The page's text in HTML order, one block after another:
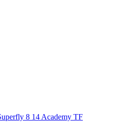
8 14 Academy TF